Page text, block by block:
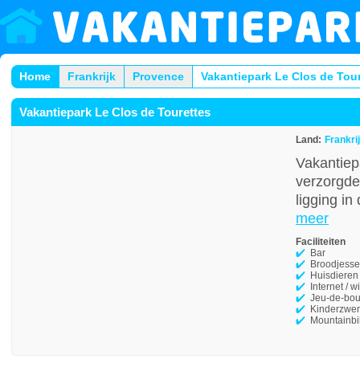
Home Frankrijk Provence Vakantiepark Le Clos de
Vakantiepark Le Clos de Tourettes
Land:
ligging
meer
Faciliteiten
Bar
Internet /
Jeu-de-